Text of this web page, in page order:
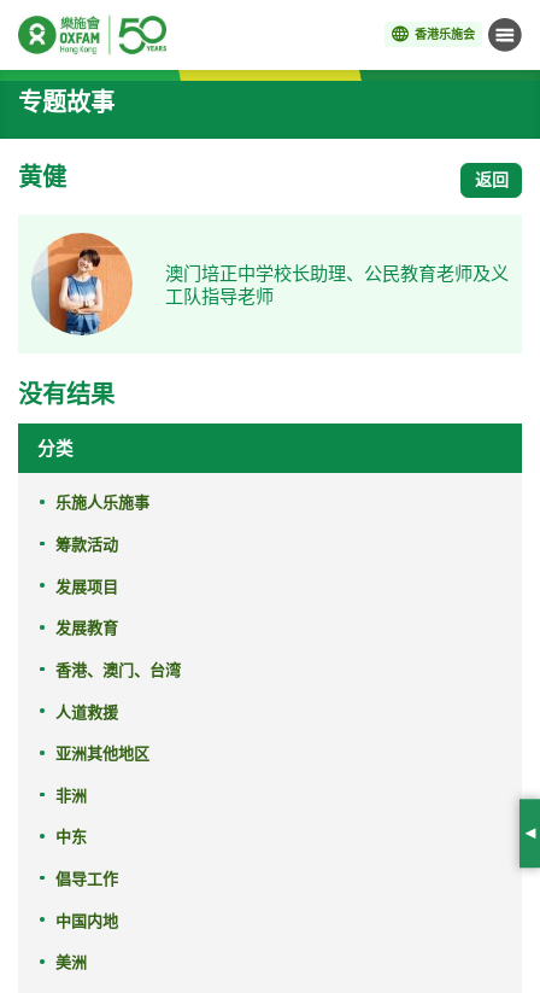
香港乐施会 菜单
开始主要内容
专题故事
黄健 返回
澳门培正中学校长助理、公民教育老师及义
工队指导老师
没有结果
分类
乐施人乐施事
筹款活动
发展项目
发展教育
香港、澳门、台湾
人道救援
亚洲其他地区
非洲
中东
倡导工作
中国内地
美洲